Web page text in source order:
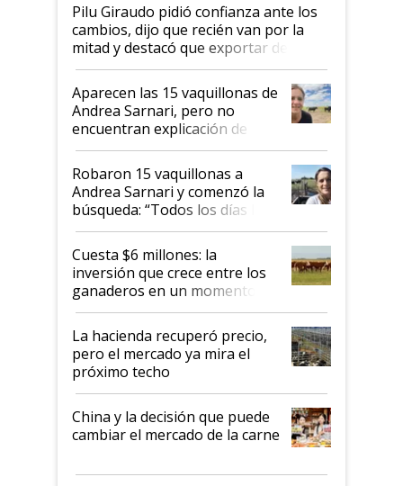
Pilu Giraudo pidió confianza ante los
cambios, dijo que recién van por la
mitad y destacó que exportar dejó de
ser "para unos pocos": "Tenemos un
mandato muy claro del gobierno
nacional"
Aparecen las 15 vaquillonas de
Andrea Sarnari, pero no
encuentran explicación de
cómo llegaron allí
Robaron 15 vaquillonas a
Andrea Sarnari y comenzó la
búsqueda: “Todos los días le
toca a algún productor”
Cuesta $6 millones: la
inversión que crece entre los
ganaderos en un momento
histórico para la actividad
La hacienda recuperó precio,
pero el mercado ya mira el
próximo techo
China y la decisión que puede
cambiar el mercado de la carne